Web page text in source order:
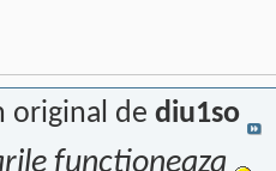
original de diu1so
functioneaza